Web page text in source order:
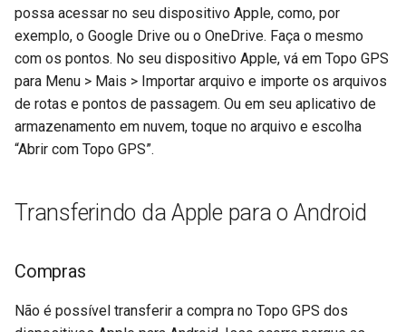
possa acessar no seu dispositivo Apple, como, por
exemplo, o Google Drive ou o OneDrive. Faça o mesmo
com os pontos. No seu dispositivo Apple, vá em Topo GPS
para Menu > Mais > Importar arquivo e importe os arquivos
de rotas e pontos de passagem. Ou em seu aplicativo de
armazenamento em nuvem, toque no arquivo e escolha
“Abrir com Topo GPS”.
Transferindo da Apple para o Android
Compras
Não é possível transferir a compra no Topo GPS dos